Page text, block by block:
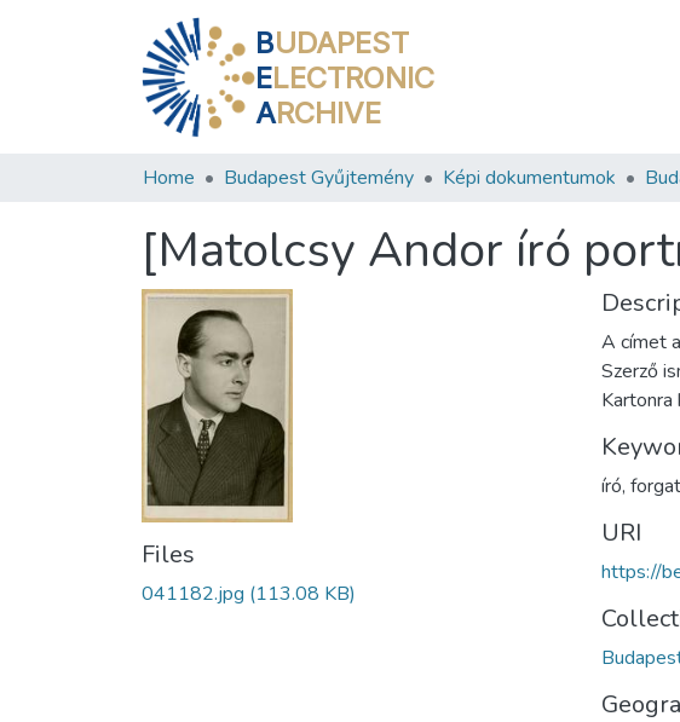
BUDAPEST
ELECTRONIC
ARCHIVE
Home Budapest Gyűjtemény Képi dokumentumok
[Matolcsy Andor író
Files
041182.jpg (113.08 KB)
A címet
Szerző
író,
URI
https://